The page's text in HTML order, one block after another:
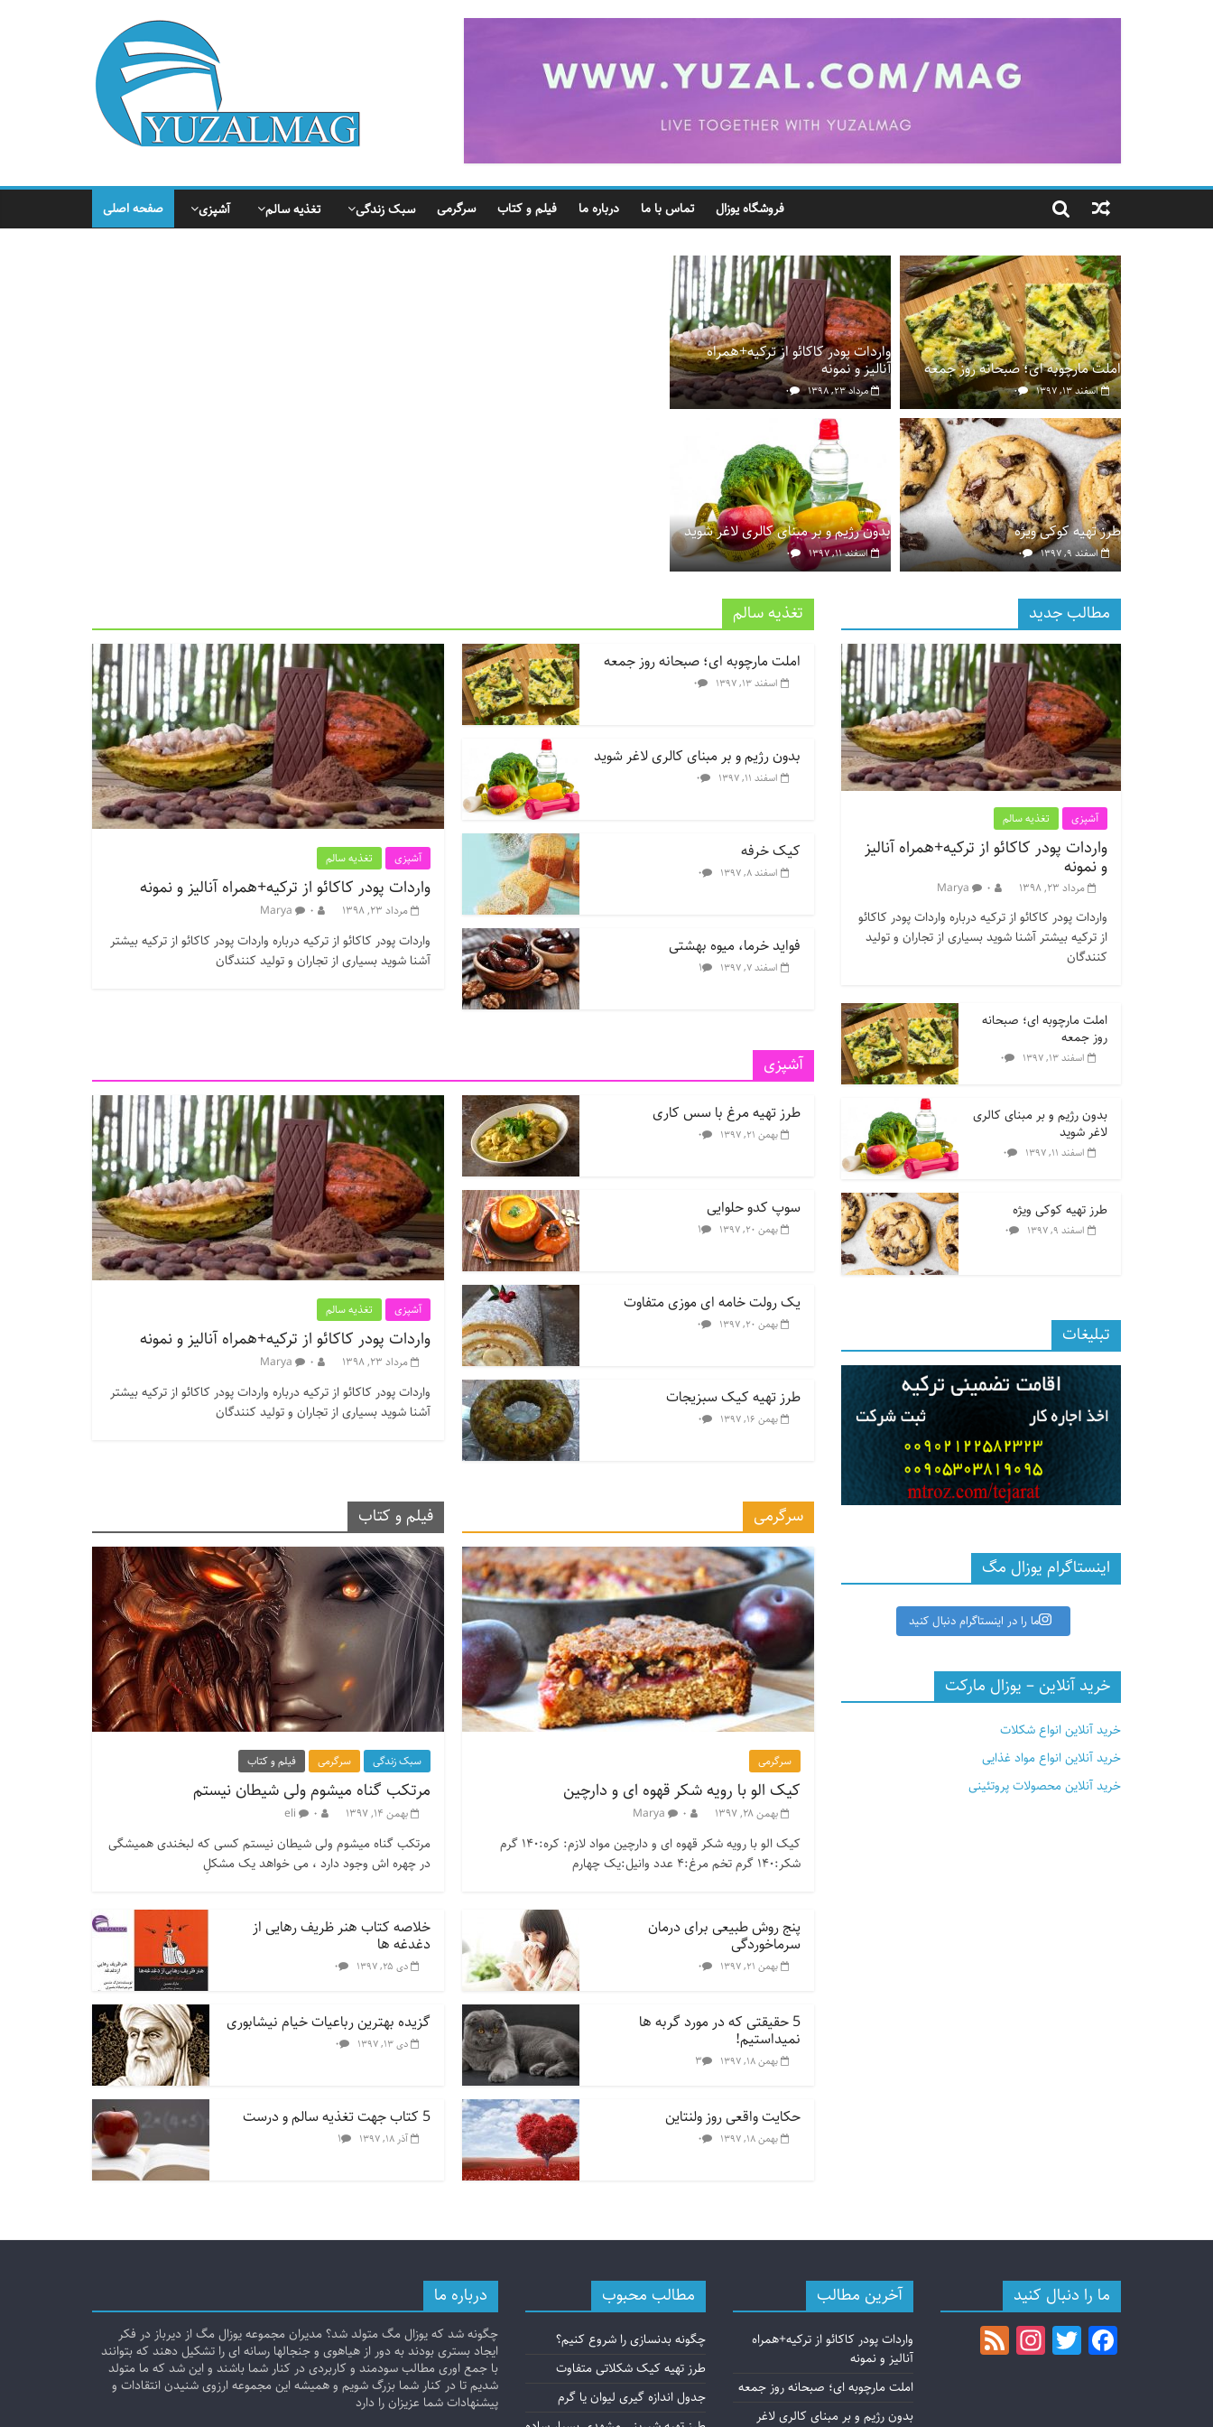
مجله
مواد
و
آموزشی
صفحه اصلی آشپزی تغذیه سالم سبک زندگی سرگرمی فیلم و کتاب درباره ما تماس با ما فروشگاه یوزال
واردات پودر کاکائو از ترکیه+همراه
آنالیز و نمونه
مرداد ۲۳, ۱۳۹۸ ۰
املت مارچوبه ای؛ صبحانه روز جمعه
اسفند ۱۳, ۱۳۹۷ ۰
بدون رژیم و بر مبنای کالری لاغر شوید
اسفند ۱۱, ۱۳۹۷ ۰
طرز تهیه کوکی ویژه
اسفند ۹, ۱۳۹۷ ۰
تغذیه سالم
آشپزی تغذیه سالم
واردات پودر کاکائو از ترکیه+همراه آنالیز و نمونه
مرداد ۲۳, ۱۳۹۸ Marya ۰
واردات پودر کاکائو از ترکیه درباره واردات پودر کاکائو از ترکیه بیشتر
آشنا شوید بسیاری از تجاران و تولید کنندگان
املت مارچوبه ای؛ صبحانه روز جمعه
اسفند ۱۳, ۱۳۹۷ ۰
بدون رژیم و بر مبنای کالری لاغر شوید
اسفند ۱۱, ۱۳۹۷ ۰
کیک خرفه
اسفند ۸, ۱۳۹۷ ۰
فواید خرما، میوه بهشتی
اسفند ۷, ۱۳۹۷ ۱
آشپزی
آشپزی تغذیه سالم
واردات پودر کاکائو از ترکیه+همراه آنالیز و نمونه
مرداد ۲۳, ۱۳۹۸ Marya ۰
واردات پودر کاکائو از ترکیه درباره واردات پودر کاکائو از ترکیه بیشتر
آشنا شوید بسیاری از تجاران و تولید کنندگان
طرز تهیه مرغ با سس کاری
بهمن ۲۱, ۱۳۹۷ ۰
سوپ کدو حلوایی
بهمن ۲۰, ۱۳۹۷ ۱
یک رولت خامه ای موزی متفاوت
بهمن ۲۰, ۱۳۹۷ ۰
طرز تهیه کیک سبزیجات
بهمن ۱۶, ۱۳۹۷ ۰
فیلم و کتاب
سبک زندگی سرگرمی فیلم و کتاب
مرتکب گناه میشوم ولی شیطان نیستم
بهمن ۱۴, ۱۳۹۷ eli ۰
مرتکب گناه میشوم ولی شیطان نیستم کسی که لبخندی همیشگی
در چهره اش وجود دارد ، می خواهد یک مشکلِ
خلاصه کتاب هنر ظریف رهایی از
دغدغه ها
دی ۲۵, ۱۳۹۷ ۰
گزیده بهترین رباعیات خیام نیشابوری
دی ۱۳, ۱۳۹۷ ۰
5 کتاب جهت تغذیه سالم و درست
آذر ۱۸, ۱۳۹۷ ۱
سرگرمی
سرگرمی
کیک الو با رویه شکر قهوه ای و دارچین
بهمن ۲۸, ۱۳۹۷ Marya ۰
کیک الو با رویه شکر قهوه ای و دارچین مواد لازم: کره:۱۴۰ گرم
شکر:۱۴۰ گرم تخم مرغ:۴ عدد وانیل:یک چهارم
پنج روش طبیعی برای درمان
سرماخوردگی
بهمن ۲۱, ۱۳۹۷ ۰
5 حقیقتی که در مورد گربه ها
نمیداستیم!
بهمن ۱۸, ۱۳۹۷ ۳
حکایت واقعی روز ولنتاین
بهمن ۱۸, ۱۳۹۷ ۰
مطالب جدید
آشپزی تغذیه سالم
واردات پودر کاکائو از ترکیه+همراه آنالیز
و نمونه
مرداد ۲۳, ۱۳۹۸ Marya ۰
واردات پودر کاکائو از ترکیه درباره واردات پودر کاکائو
از ترکیه بیشتر آشنا شوید بسیاری از تجاران و تولید
کنندگان
املت مارچوبه ای؛ صبحانه
روز جمعه
اسفند ۱۳, ۱۳۹۷ ۰
بدون رژیم و بر مبنای کالری
لاغر شوید
اسفند ۱۱, ۱۳۹۷ ۰
طرز تهیه کوکی ویژه
اسفند ۹, ۱۳۹۷ ۰
تبلیغات
اینستاگرام یوزال مگ
ما را در اینستاگرام دنبال کنید
خرید آنلاین – یوزال مارکت
خرید آنلاین انواع شکلات
خرید آنلاین انواع مواد غذایی
خرید آنلاین محصولات پروتئینی
درباره ما
چگونه شد که یوزال مگ متولد شد؟ مدیران مجموعه یوزال مگ از دیرباز در فکر
ایجاد بستری بودند به دور از هیاهوی و جنجالها رسانه ای را تشکیل دهند که بتوانند
با جمع اوری مطالب سودمند و کاربردی در کنار شما باشند و این شد که ما متولد
شدیم تا در کنار شما بزرگ شویم و همیشه این مجموعه ارزوی شنیدن انتقادات و
پیشنهادات شما عزیزان را دارد
مطالب محبوب
چگونه بدنسازی را شروع کنیم؟
طرز تهیه کیک شکلاتی متفاوت
جدول اندازه گیری لیوان یا گرم
آخرین مطالب
واردات پودر کاکائو از ترکیه+همراه
آنالیز و نمونه
املت مارچوبه ای؛ صبحانه روز جمعه
بدون رژیم و بر مبنای کالری لاغر
ما را دنبال کنید
F
a
T
w
In
st